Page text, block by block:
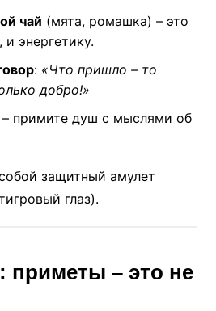
чай (мята, ромашка) – это
энергетику.
: «Что пришло – то
добро!»
примите душ с мыслями об
защитный амулет
глаз).
приметы – это не